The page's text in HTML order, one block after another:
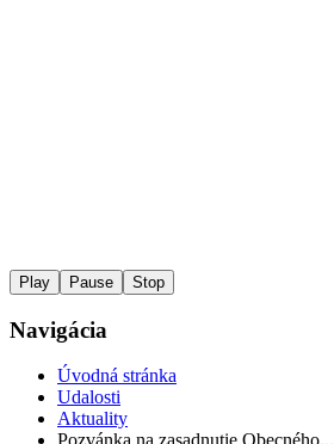
Play Pause Stop
Navigácia
Úvodná stránka
Udalosti
Aktuality